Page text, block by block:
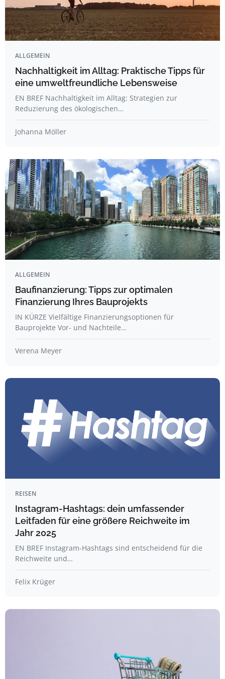
ALLGEMEIN
Nachhaltigkeit im Alltag: Praktische Tipps für
eine umweltfreundliche Lebensweise
EN BREF Nachhaltigkeit im Alltag: Strategien zur
Reduzierung des ökologischen…
Johanna Möller
ALLGEMEIN
Baufinanzierung: Tipps zur optimalen
Finanzierung Ihres Bauprojekts
IN KÜRZE Vielfältige Finanzierungsoptionen für
Bauprojekte Vor- und Nachteile…
Verena Meyer
REISEN
Instagram-Hashtags: dein umfassender
Leitfaden für eine größere Reichweite im
Jahr 2025
EN BREF Instagram-Hashtags sind entscheidend für die
Reichweite und…
Felix Krüger